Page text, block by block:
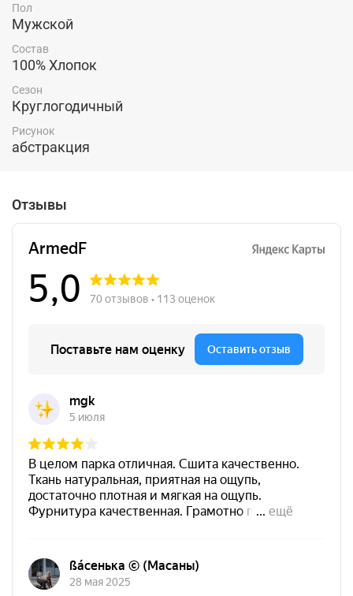
Пол
Мужской
Состав
100% Хлопок
Сезон
Круглогодичный
Рисунок
абстракция
Отзывы